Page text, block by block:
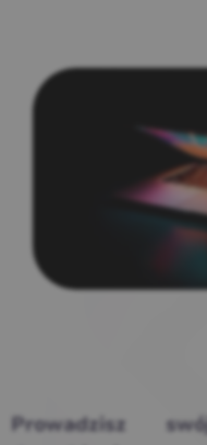
Prowadzisz